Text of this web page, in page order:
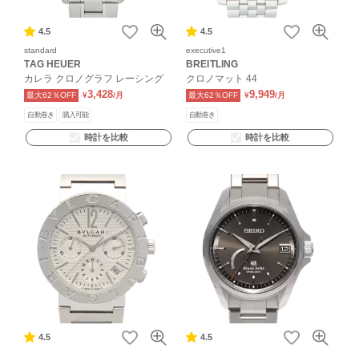
4.5
standard
TAG HEUER
カレラ クロノグラフ レーシング
最大62％OFF ¥3,428/月
自動巻き 購入可能
時計を比較
4.5
executive1
BREITLING
クロノマット 44
最大62％OFF ¥9,949/月
自動巻き
時計を比較
4.5 4.5